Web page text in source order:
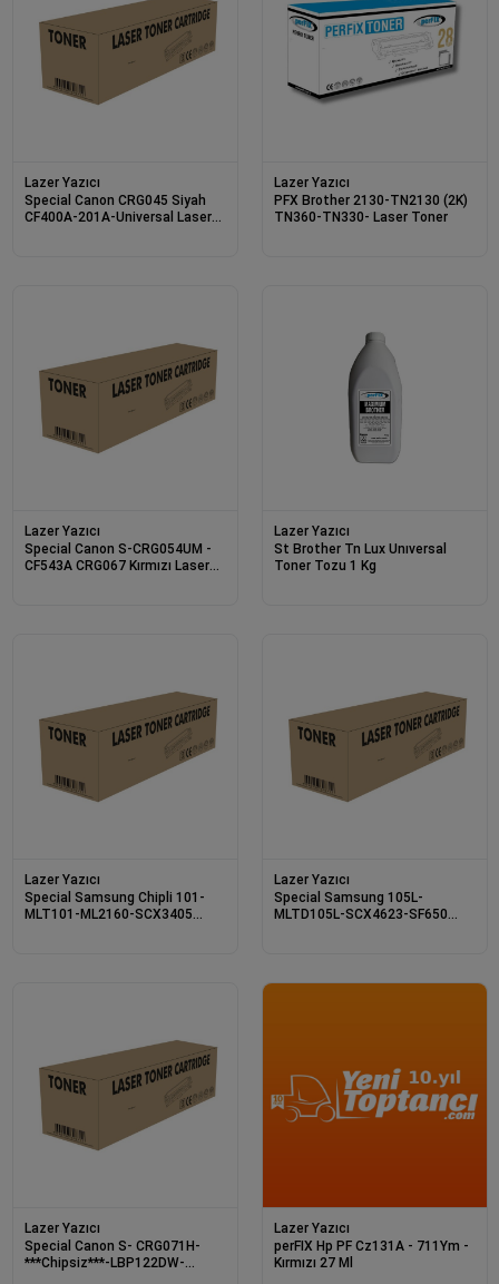
Lazer Yazıcı
Special Canon CRG045 Siyah
CF400A-201A-Universal Laser
Lazer Yazıcı
PFX Brother 2130-TN2130 (2K)
TN360-TN330- Laser Toner
Lazer Yazıcı
Special Canon S-CRG054UM -
CF543A CRG067 Kırmızı Laser
Lazer Yazıcı
St Brother Tn Lux Unıversal
Toner Tozu 1 Kg
Lazer Yazıcı
Special Samsung Chipli 101-
MLT101-ML2160-SCX3405
Lazer Yazıcı
Special Samsung 105L-
MLTD105L-SCX4623-SF650
Lazer Yazıcı
Special Canon S- CRG071H-
***Chipsiz***-LBP122DW-
Lazer Yazıcı
perFIX Hp PF Cz131A - 711Ym -
Kırmızı 27 Ml